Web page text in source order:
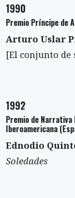
1990
Premio Príncipe de
Arturo Uslar
[El conjunto de
1992
Premio de
Iberoamericana
Ednodio
Soledades